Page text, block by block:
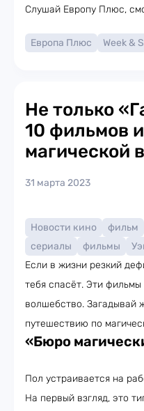
Слушай Европу Плюс,
Европа Плюс Week &
Не только
10 фильмов
магической
31 марта 2023
Новости кино фильм
сериалы
фильмы
Если в жизни резкий
тебя спасёт. Эти
волшебство. Загадывай
путешествию по
«Бюро
Пол устраивается на
На первый взгляд, это